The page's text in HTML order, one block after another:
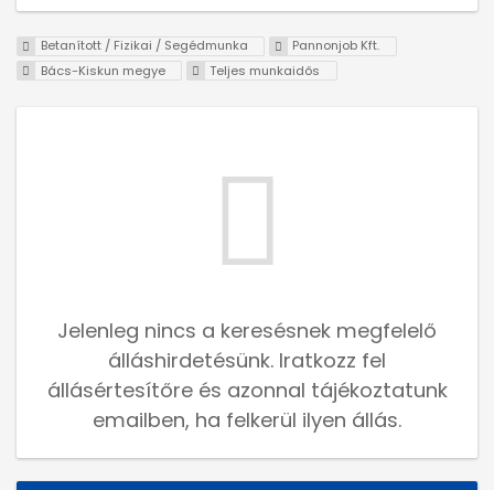
Betanított / Fizikai / Segédmunka
Pannonjob Kft.
Bács-Kiskun megye
Teljes munkaidős
Jelenleg nincs a keresésnek megfelelő
álláshirdetésünk. Iratkozz fel
állásértesítőre és azonnal tájékoztatunk
emailben, ha felkerül ilyen állás.